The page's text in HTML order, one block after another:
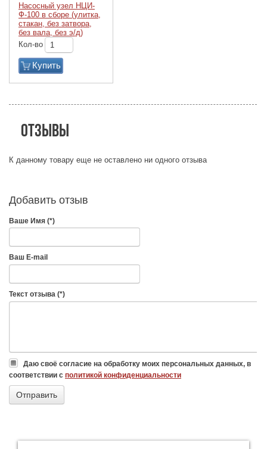
Насосный узел НЦИ-
Ф-100 в сборе (улитка,
стакан, без затвора,
без вала, без э/д)
Кол-во
Купить
Отзывы
К данному товару еще не оставлено ни одного отзыва
Добавить отзыв
Ваше Имя (*)
Ваш E-mail
Текст отзыва (*)
Даю своё согласие на обработку моих персональных данных, в
соответствии с политикой конфиденциальности